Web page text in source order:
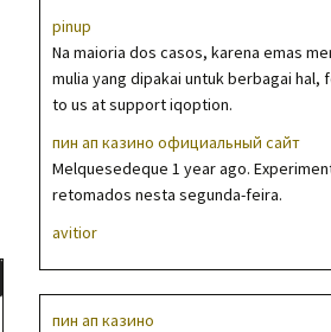
pinup
Na maioria dos casos, karena emas
mulia yang dipakai untuk berbagai
to us at support iqoption.
пин ап казино официальный сайт
Melquesedeque 1 year ago.
retomados nesta segunda-feira.
avitior
пин ап казино